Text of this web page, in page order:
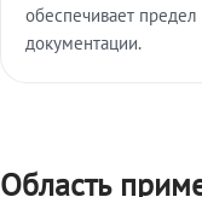
обеспечивает
документации.
Область